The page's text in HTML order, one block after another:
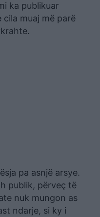
ka publikuar
cila muaj më parë
pa asnjë arsye.
publik, përveç të
nuk mungon as
ndarje, si ky i